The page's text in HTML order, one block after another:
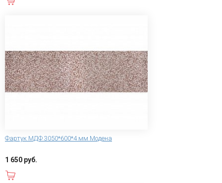
Фартук МДФ 3050*600*4 мм Модена
1 650 руб.